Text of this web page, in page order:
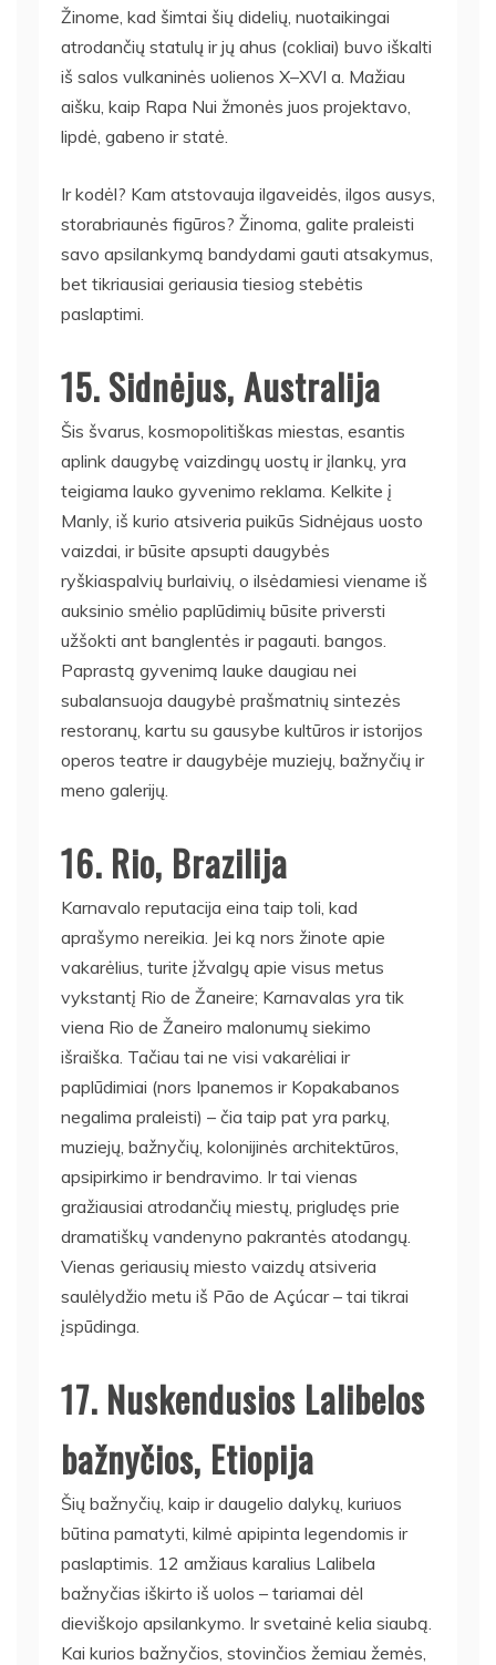
Žinome, kad šimtai šių didelių, nuotaikingai
atrodančių statulų ir jų ahus (cokliai) buvo iškalti
iš salos vulkaninės uolienos X–XVI a. Mažiau
aišku, kaip Rapa Nui žmonės juos projektavo,
lipdė, gabeno ir statė.
Ir kodėl? Kam atstovauja ilgaveidės, ilgos ausys,
storabriaunės figūros? Žinoma, galite praleisti
savo apsilankymą bandydami gauti atsakymus,
bet tikriausiai geriausia tiesiog stebėtis
paslaptimi.
15. Sidnėjus, Australija
Šis švarus, kosmopolitiškas miestas, esantis
aplink daugybę vaizdingų uostų ir įlankų, yra
teigiama lauko gyvenimo reklama. Kelkite į
Manly, iš kurio atsiveria puikūs Sidnėjaus uosto
vaizdai, ir būsite apsupti daugybės
ryškiaspalvių burlaivių, o ilsėdamiesi viename iš
auksinio smėlio paplūdimių būsite priversti
užšokti ant banglentės ir pagauti. bangos.
Paprastą gyvenimą lauke daugiau nei
subalansuoja daugybė prašmatnių sintezės
restoranų, kartu su gausybe kultūros ir istorijos
operos teatre ir daugybėje muziejų, bažnyčių ir
meno galerijų.
16. Rio, Brazilija
Karnavalo reputacija eina taip toli, kad
aprašymo nereikia. Jei ką nors žinote apie
vakarėlius, turite įžvalgų apie visus metus
vykstantį Rio de Žaneire; Karnavalas yra tik
viena Rio de Žaneiro malonumų siekimo
išraiška. Tačiau tai ne visi vakarėliai ir
paplūdimiai (nors Ipanemos ir Kopakabanos
negalima praleisti) – čia taip pat yra parkų,
muziejų, bažnyčių, kolonijinės architektūros,
apsipirkimo ir bendravimo. Ir tai vienas
gražiausiai atrodančių miestų, prigludęs prie
dramatiškų vandenyno pakrantės atodangų.
Vienas geriausių miesto vaizdų atsiveria
saulėlydžio metu iš Pão de Açúcar – tai tikrai
įspūdinga.
17. Nuskendusios Lalibelos
bažnyčios, Etiopija
Šių bažnyčių, kaip ir daugelio dalykų, kuriuos
būtina pamatyti, kilmė apipinta legendomis ir
paslaptimis. 12 amžiaus karalius Lalibela
bažnyčias iškirto iš uolos – tariamai dėl
dieviškojo apsilankymo. Ir svetainė kelia siaubą.
Kai kurios bažnyčios, stovinčios žemiau žemės,